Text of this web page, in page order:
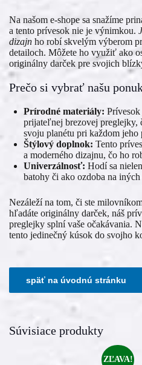
Na našom e-shope sa snažíme
a tento prívesok nie je výnimkou.
dizajn ho robí skvelým výberom
detailoch. Môžete ho využiť ako
originálny darček pre svojich
Prečo si vybrať našu
Prírodné materiály:
prijateľnej brezovej preglejky,
svoju planétu pri každom jeho
Štýlový doplnok: Tento
a moderného dizajnu, čo ho
Univerzálnosť: Hodí sa
batohy či ako ozdoba na
Nezáleží na tom, či ste
hľadáte originálny darček, náš
preglejky splní vaše očakávania.
tento jedinečný kúsok do svojho
Súvisiace produkty
ZĽAVA!